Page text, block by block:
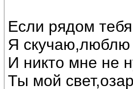
Если рядом
Я
И никто мне не
Ты мой